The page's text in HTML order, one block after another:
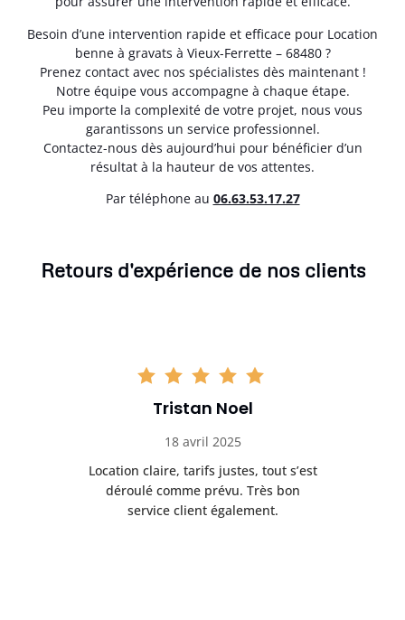
Besoin d’une intervention rapide et efficace pour Location
benne à gravats à Vieux-Ferrette – 68480 ?
Prenez contact avec nos spécialistes dès maintenant !
Notre équipe vous accompagne à chaque étape.
Peu importe la complexité de votre projet, nous vous
garantissons un service professionnel.
Contactez-nous dès aujourd’hui pour bénéficier d’un
résultat à la hauteur de vos attentes.
Par téléphone au 06.63.53.17.27
Retours d'expérience de nos clients
Tristan Noel
18 avril 2025
Location claire, tarifs justes, tout s’est
déroulé comme prévu. Très bon
service client également.